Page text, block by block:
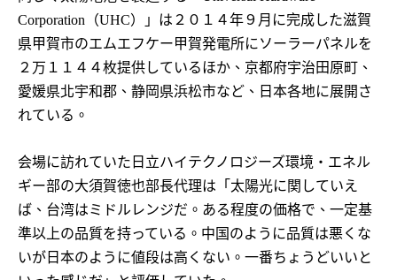
Corporation
（UHC）」は２０１４年９月に完成した滋賀
県甲賀市のエムエフケー甲賀発電所にソーラーパネルを
２万１１４４枚提供しているほか、京都府宇治田原町、
愛媛県北宇和郡、静岡県浜松市など、日本各地に展開さ
れている。
会場に訪れていた日立ハイテクノロジーズ環境・エネル
ギー部の大須賀徳也部長代理は「太陽光に関していえ
ば、台湾はミドルレンジだ。ある程度の価格で、一定基
準以上の品質を持っている。中国のように品質は悪くな
いが日本のように値段は高くない。一番ちょうどいいと